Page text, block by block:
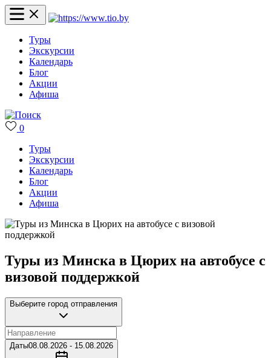
Туры
Экскурсии
Календарь
Блог
Акции
Афиша
0
Туры
Экскурсии
Календарь
Блог
Акции
Афиша
Туры из Минска в Цюрих на автобусе с
визовой поддержкой
Выберите город отправления
Даты08.08.2026 - 15.08.2026